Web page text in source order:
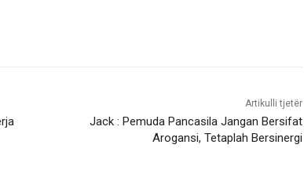
Artikulli tjetër
Jack : Pemuda Pancasila Jangan Bersifat
Arogansi, Tetaplah Bersinergi